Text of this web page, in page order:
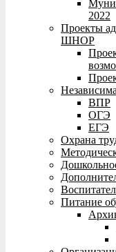
2022
Проекты
ШНОР
ВПР
ОГЭ
ЕГЭ
Охрана
Питание